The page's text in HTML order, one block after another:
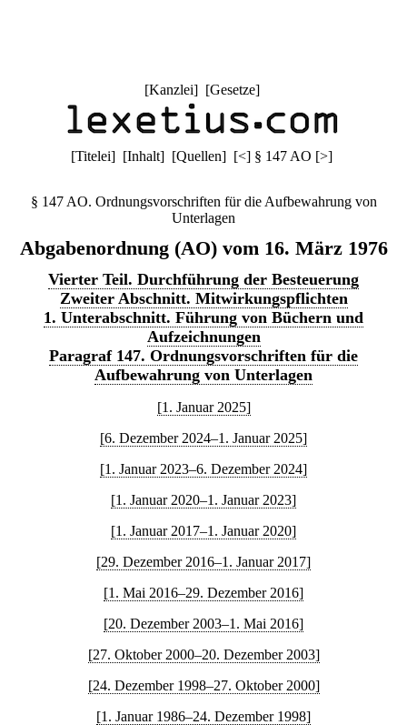
[Kanzlei] [Gesetze]
[Titelei] [Inhalt] [Quellen] [<] § 147 AO [>]
§ 147 AO. Ordnungsvorschriften für die Aufbewahrung von
Unterlagen
Abgabenordnung (AO) vom 16. März 1976
Vierter Teil. Durchführung der Besteuerung
Zweiter Abschnitt. Mitwirkungspflichten
1. Unterabschnitt. Führung von Büchern und
Aufzeichnungen
Paragraf 147. Ordnungsvorschriften für die
Aufbewahrung von Unterlagen
[1. Januar 2025]
[6. Dezember 2024–1. Januar 2025]
[1. Januar 2023–6. Dezember 2024]
[1. Januar 2020–1. Januar 2023]
[1. Januar 2017–1. Januar 2020]
[29. Dezember 2016–1. Januar 2017]
[1. Mai 2016–29. Dezember 2016]
[20. Dezember 2003–1. Mai 2016]
[27. Oktober 2000–20. Dezember 2003]
[24. Dezember 1998–27. Oktober 2000]
[1. Januar 1986–24. Dezember 1998]